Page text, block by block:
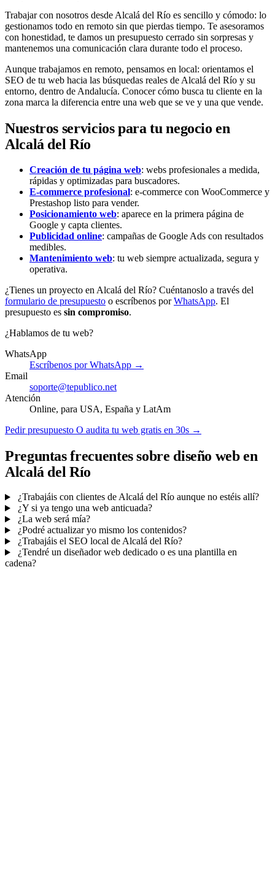
Trabajar con nosotros desde Alcalá del Río es sencillo y cómodo: lo
gestionamos todo en remoto sin que pierdas tiempo. Te asesoramos
con honestidad, te damos un presupuesto cerrado sin sorpresas y
mantenemos una comunicación clara durante todo el proceso.
Aunque trabajamos en remoto, pensamos en local: orientamos el
SEO de tu web hacia las búsquedas reales de Alcalá del Río y su
entorno, dentro de Andalucía. Conocer cómo busca tu cliente en la
zona marca la diferencia entre una web que se ve y una que vende.
Nuestros servicios para tu negocio en
Alcalá del Río
Creación de tu página web: webs profesionales a medida,
rápidas y optimizadas para buscadores.
E-commerce profesional: e-commerce con WooCommerce y
Prestashop listo para vender.
Posicionamiento web: aparece en la primera página de
Google y capta clientes.
Publicidad online: campañas de Google Ads con resultados
medibles.
Mantenimiento web: tu web siempre actualizada, segura y
operativa.
¿Tienes un proyecto en Alcalá del Río? Cuéntanoslo a través del
formulario de presupuesto o escríbenos porWhatsApp. El
presupuesto es sin compromiso.
¿Hablamos de tu web?
WhatsApp
Escríbenos por WhatsApp →
Email
soporte@tepublico.net
Atención
Online, para USA, España y LatAm
Pedir presupuesto O audita tu web gratis en 30s →
Preguntas frecuentes sobre diseño web en
Alcalá del Río
¿Trabajáis con clientes de Alcalá del Río aunque no estéis allí?
¿Y si ya tengo una web anticuada?
¿La web será mía?
¿Podré actualizar yo mismo los contenidos?
¿Trabajáis el SEO local de Alcalá del Río?
¿Tendré un diseñador web dedicado o es una plantilla en
cadena?